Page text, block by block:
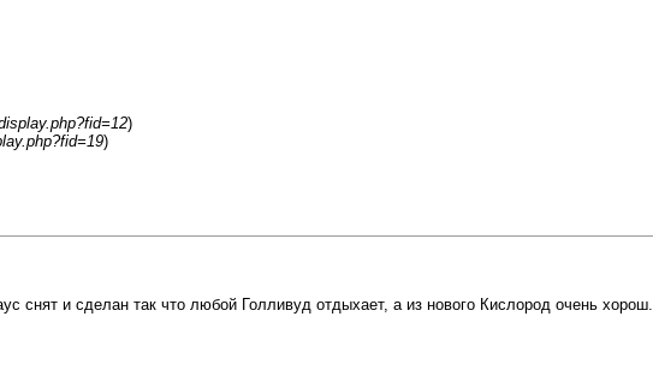
)
)
снят и сделан так что любой Голливуд отдыхает, а из нового Кислород очень хорош.